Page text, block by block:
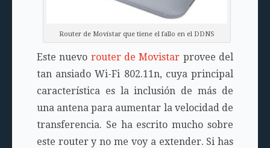
Router de Movistar que tiene el fallo en el DDNS
Este nuevo router de Movistar provee del
tan ansiado Wi-Fi 802.11n, cuya principal
característica es la inclusión de más de
una antena para aumentar la velocidad de
transferencia. Se ha escrito mucho sobre
este router y no me voy a extender. Si has